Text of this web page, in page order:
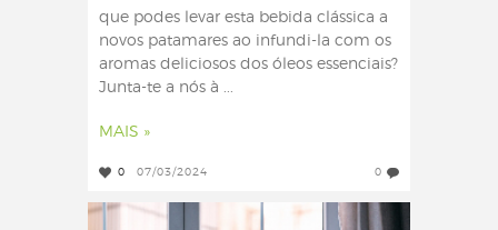
que podes levar esta bebida clássica a
novos patamares ao infundi-la com os
aromas deliciosos dos óleos essenciais?
Junta-te a nós à ...
MAIS »
0 07/03/2024 0